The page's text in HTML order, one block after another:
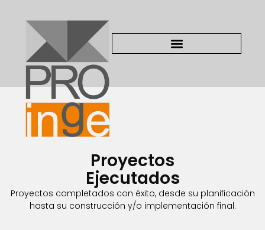
Proyectos
Ejecutados
Proyectos completados con éxito, desde su planificación
hasta su construcción y/o implementación final.